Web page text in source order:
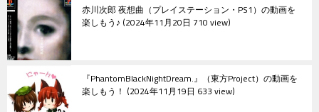
赤川次郎 夜想曲（プレイステーション・PS1）の動画を
楽しもう♪ 2024年11月20日 710 view
『PhantomBlackNightDream.』（東方Project）の動画を
楽しもう！ 2024年11月19日 633 view